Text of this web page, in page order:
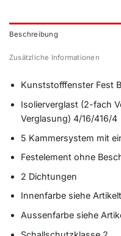
Beschreibung
Zusätzliche Informationen
Kunststofffenster Fest
Isolierverglast (2-fach
Verglasung) 4/16/416/4
5 Kammersystem mit
Festelement ohne
2 Dichtungen
Innenfarbe siehe
Aussenfarbe siehe